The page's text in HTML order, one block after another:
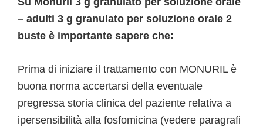
– adulti 3 g granulato per soluzione orale 2
buste è importante sapere che:
Prima di iniziare il trattamento con MONURIL è
buona norma accertarsi della eventuale
pregressa storia clinica del paziente relativa a
ipersensibilità alla fosfomicina (vedere paragrafi